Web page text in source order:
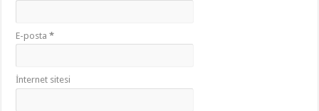
E-posta*
İnternet sitesi